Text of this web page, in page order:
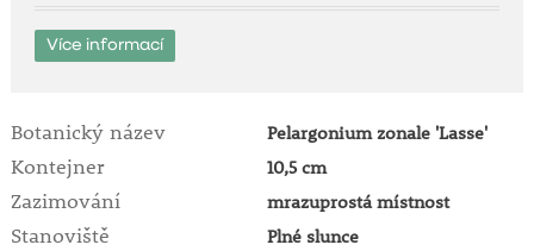
Více informací
Botanický název Pelargonium zonale 'Lasse'
Kontejner 10,5 cm
Zazimování mrazuprostá místnost
Stanoviště Plné slunce